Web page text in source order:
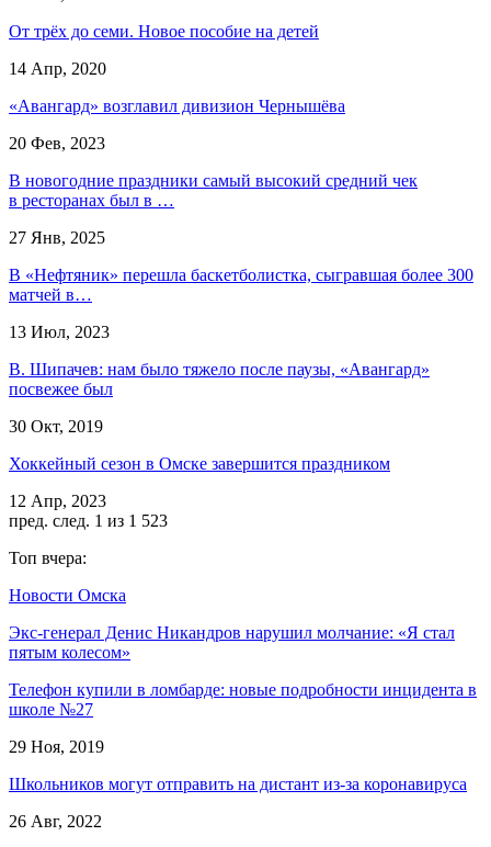
От трёх до семи. Новое пособие на детей
14 Апр, 2020
«Авангард» возглавил дивизион Чернышёва
20 Фев, 2023
В новогодние праздники самый высокий средний чек
в ресторанах был в …
27 Янв, 2025
В «Нефтяник» перешла баскетболистка, сыгравшая более 300
матчей в…
13 Июл, 2023
В. Шипачев: нам было тяжело после паузы, «Авангард»
посвежее был
30 Окт, 2019
Хоккейный сезон в Омске завершится праздником
12 Апр, 2023
пред. след. 1 из 1 523
Топ вчера:
Новости Омска
Экс-генерал Денис Никандров нарушил молчание: «Я стал
пятым колесом»
Телефон купили в ломбарде: новые подробности инцидента в
школе №27
29 Ноя, 2019
Школьников могут отправить на дистант из-за коронавируса
26 Авг, 2022